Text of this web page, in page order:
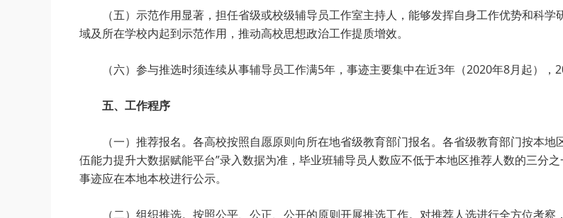
（五）示范作用显著，担任省级或校级辅导员工作室主持人，能够发挥自身工作优势和科
域及所在学校内起到示范作用，推动高校思想政治工作提质增效。
（六）参与推选时须连续从事辅导员工作满5年，事迹主要集中在近3年（2020年8月起），
五、工作程序
（一）推荐报名。各高校按照自愿原则向所在地省级教育部门报名。各省级教育部门按本
伍能力提升大数据赋能平台”录入数据为准，毕业班辅导员人数应不低于本地区推荐人数的三分
事迹应在本地本校进行公示。
（二）组织推选。按照公平、公正、公开的原则开展推选工作。对推荐人选进行全方位考察